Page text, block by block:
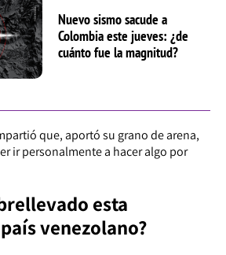
Nuevo sismo sacude a
Colombia este jueves: ¿de
cuánto fue la magnitud?
que, aportó su grano de arena,
ir personalmente a hacer algo por
esta
venezolano?